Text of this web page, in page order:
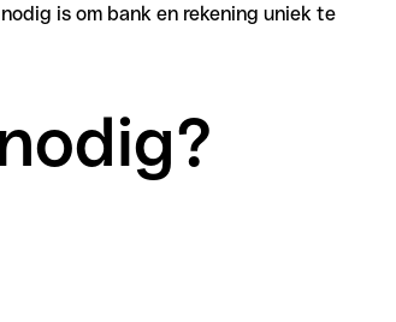
is om bank en rekening uniek te